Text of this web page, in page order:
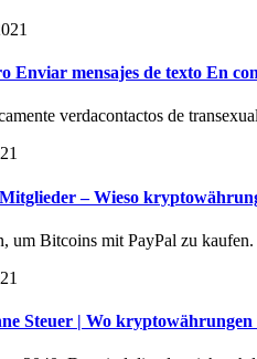
Enviar mensajes de texto En
verdacontactos de
– Wieso
um Bitcoins mit PayPal zu
Steuer | Wo kryptowährungen